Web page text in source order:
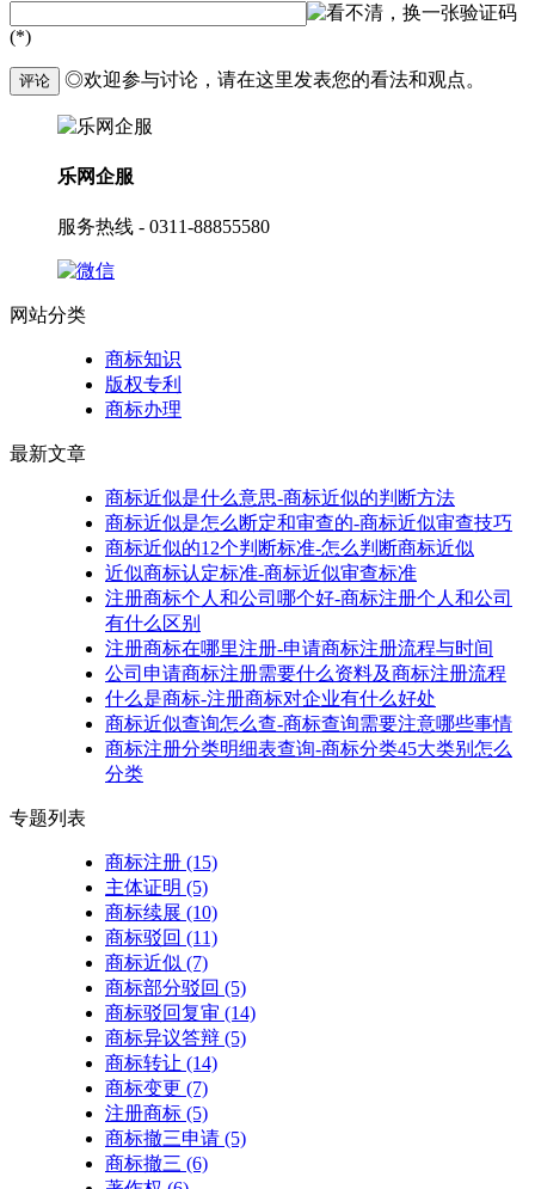
验证码
(*)
评论 ◎欢迎参与讨论，请在这里发表您的看法和观点。
乐网企服
服务热线 - 0311-88855580
网站分类
商标知识
版权专利
商标办理
最新文章
商标近似是什么意思-商标近似的判断方法
商标近似是怎么断定和审查的-商标近似审查技巧
商标近似的12个判断标准-怎么判断商标近似
近似商标认定标准-商标近似审查标准
注册商标个人和公司哪个好-商标注册个人和公司
有什么区别
注册商标在哪里注册-申请商标注册流程与时间
公司申请商标注册需要什么资料及商标注册流程
什么是商标-注册商标对企业有什么好处
商标近似查询怎么查-商标查询需要注意哪些事情
商标注册分类明细表查询-商标分类45大类别怎么
分类
专题列表
商标注册 (15)
主体证明 (5)
商标续展 (10)
商标驳回 (11)
商标近似 (7)
商标部分驳回 (5)
商标驳回复审 (14)
商标异议答辩 (5)
商标转让 (14)
商标变更 (7)
注册商标 (5)
商标撤三申请 (5)
商标撤三 (6)